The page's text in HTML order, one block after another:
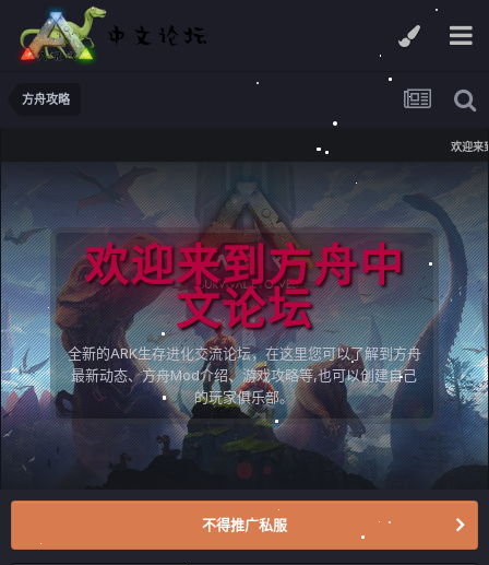
方舟攻略
欢迎来
欢迎来到方舟中
文论坛
全新的ARK生存进化交流论坛，在这里您可以了解到方舟
最新动态、方舟Mod介绍、游戏攻略等,也可以创建自己
的玩家俱乐部。
不得推广私服